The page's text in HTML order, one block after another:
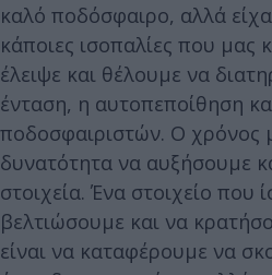
καλό ποδόσφαιρο, αλλά
κάποιες ισοπαλίες που μας
έλειψε και θέλουμε να
ένταση, η αυτοπεποίθηση
ποδοσφαιριστών. Ο χρόνος
δυνατότητα να αυξήσουμε
στοιχεία. Ένα στοιχείο που
βελτιώσουμε και να
είναι να καταφέρουμε να